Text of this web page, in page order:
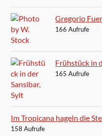
Gregorio
166 Aufrufe
Frühstück in
165 Aufrufe
Im Tropicana hageln die
158 Aufrufe